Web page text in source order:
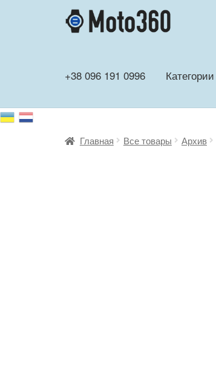
Перейти
к
Перейти
к
+38 096 191 0996 Категории
Главная Все товары Архив